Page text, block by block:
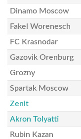
Dinamo Moscow
Fakel Worenesch
FC Krasnodar
Gazovik Orenburg
Grozny
Spartak Moscow
Zenit
Akron Tolyatti
Rubin Kazan